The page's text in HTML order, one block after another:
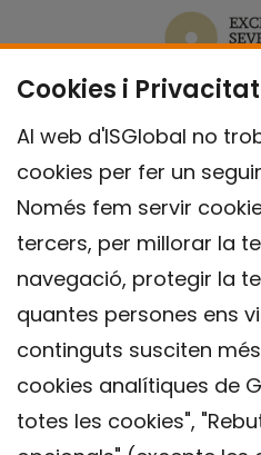
Cookies i Privacitat
Al web d'ISGlobal no
cookies per fer un
Només fem servir
tercers, per millorar la
navegació, protegir la
quantes persones ens
continguts susciten
cookies analítiques de
totes les cookies",